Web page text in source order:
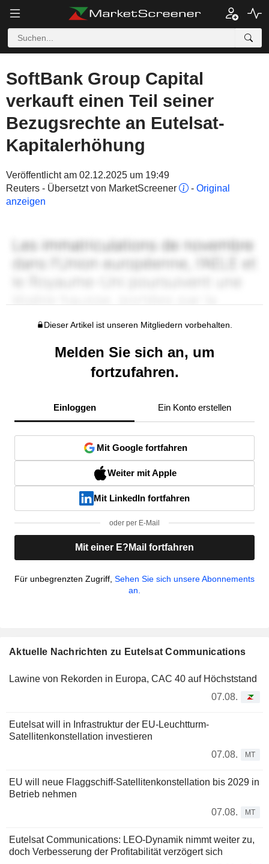
SoftBank Group Capital
verkauft einen Teil seiner
Bezugsrechte an Eutelsat-
Kapitalerhöhung
Veröffentlicht am 02.12.2025 um 19:49
Reuters - Übersetzt von MarketScreener
- Original
anzeigen
Dieser Artikel ist unseren Mitgliedern vorbehalten.
Melden Sie sich an, um
fortzufahren.
Einloggen Ein Konto erstellen
Mit Google fortfahren
Weiter mit Apple
Mit LinkedIn fortfahren
oder per E-Mail
Mit einer E?Mail fortfahren
Für unbegrenzten Zugriff, Sehen Sie sich unsere Abonnements
an.
Aktuelle Nachrichten zu Eutelsat Communications
Lawine von Rekorden in Europa, CAC 40 auf Höchststand
07.08.
Eutelsat will in Infrastruktur der EU-Leuchtturm-
Satellitenkonstellation investieren
07.08.
MT
EU will neue Flaggschiff-Satellitenkonstellation bis 2029 in
Betrieb nehmen
07.08.
MT
Eutelsat Communications: LEO-Dynamik nimmt weiter zu,
doch Verbesserung der Profitabilität verzögert sich